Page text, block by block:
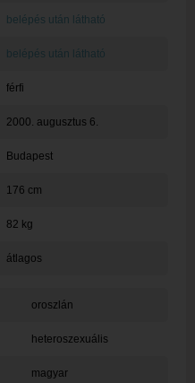
belépés után látható
belépés után látható
férfi
2000. augusztus 6.
Budapest
176 cm
82 kg
átlagos
oroszlán
heteroszexuális
magyar